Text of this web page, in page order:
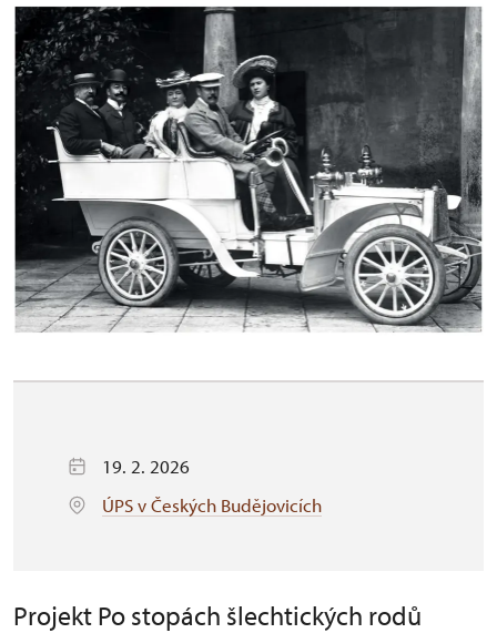
19. 2. 2026
ÚPS v Českých Budějovicích
Projekt Po stopách šlechtických rodů